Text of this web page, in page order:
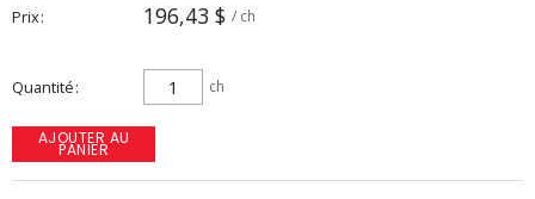
Prix 196,43 $ / ch
Quantité ch
AJOUTER AU
PANIER